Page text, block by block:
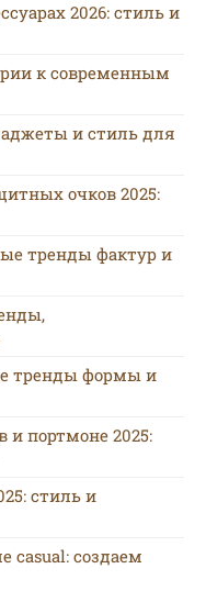
2026: стиль и
к современным
и стиль для
очков 2025:
тренды фактур и
тренды формы и
портмоне 2025:
стиль и
casual: создаем